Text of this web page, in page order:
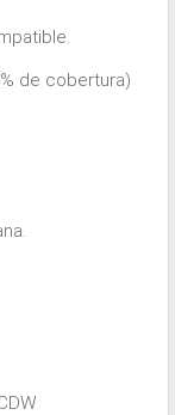
de cobertura)